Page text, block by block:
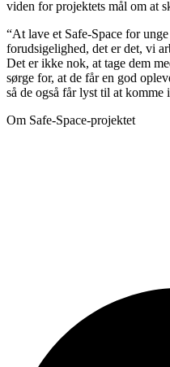
viden for projektets mål om at
“At lave et Safe-Space for
forudsigelighed, det er det, vi
Det er ikke nok, at tage dem
sørge for, at de får en god
så de også får lyst til at komme
Om Safe-Space-projektet